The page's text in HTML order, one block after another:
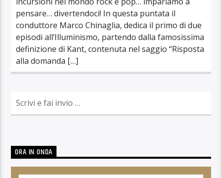
pensare… divertendoci! In questa puntata il
conduttore Marco Chinaglia, dedica il primo di due
episodi all’Illuminismo, partendo dalla famosissima
definizione di Kant, contenuta nel saggio “Risposta
alla domanda […]
ORA IN ONDA